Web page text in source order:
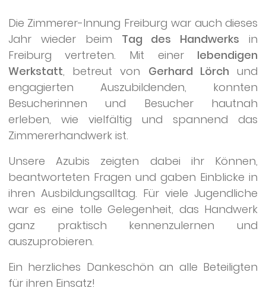
Die Zimmerer-Innung Freiburg war auch dieses
Jahr wieder beim Tag des Handwerks in
Freiburg vertreten. Mit einer lebendigen
Werkstatt, betreut von Gerhard Lörch und
engagierten Auszubildenden, konnten
Besucherinnen und Besucher hautnah
erleben, wie vielfältig und spannend das
Zimmererhandwerk ist.
Unsere Azubis zeigten dabei ihr Können,
beantworteten Fragen und gaben Einblicke in
ihren Ausbildungsalltag. Für viele Jugendliche
war es eine tolle Gelegenheit, das Handwerk
ganz praktisch kennenzulernen und
auszuprobieren.
Ein herzliches Dankeschön an alle Beteiligten
für ihren Einsatz!